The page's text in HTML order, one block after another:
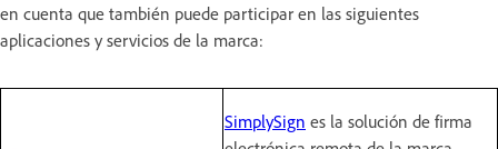
en cuenta que también puede participar en las siguientes
aplicaciones y servicios de la marca:
SimplySign es la solución de firma